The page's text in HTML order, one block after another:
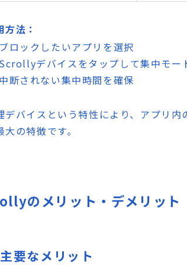
方法：
ブロックしたいアプリを選択
Scrollyデバイスをタップして集中モー
中断されない集中時間を確保
デバイスという特性により、アプリ
大の特徴です。
のメリット・デメリット
要なメリット